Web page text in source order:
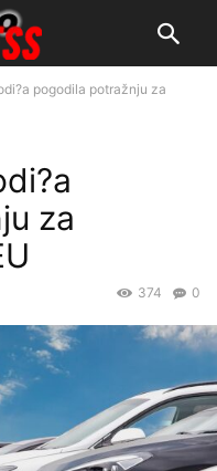
pogodila potražnju za
za
0
374